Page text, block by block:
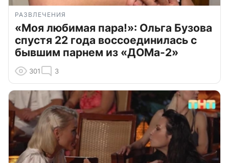
РАЗВЛЕЧЕНИЯ
«Моя любимая пара!»: Ольга Бузова
спустя 22 года воссоединилась с
бывшим парнем из «ДОМа-2»
301 3